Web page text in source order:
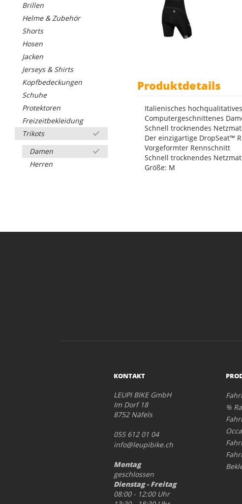
Brillen
Helme & Zubehör
Shorts
Hosen
Jacken
Jerseys & Shirts
Kopfbedeckungen
Schuhe
Protektoren
Freizeitbekleidung
Trikots
Damen
Herren
Produktdetails
Italienisches
Computergeschnittenes
Schnell trocknendes
Der einzigartige DropSeat™
Vorgeformter Rennschnitt
Schnell trocknendes
Größe: M
KONTAKT
LEUPI BIKE GmbH
Im Dorf 18
8752 Näfels
055 612 01 04
info@leupibike.ch
Montag
geschlossen
Dienstag - Freitag
08:00 - 12:00 Uhr
%